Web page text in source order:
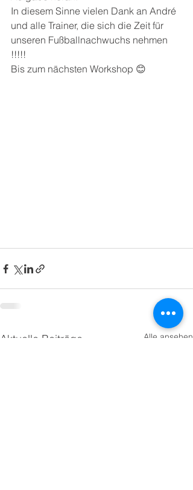
In diesem Sinne vielen Dank an André
und alle Trainer, die sich die Zeit für
unseren Fußballnachwuchs nehmen
!!!!!
Bis zum nächsten Workshop 😊
Aktuelle Beiträge Alle ansehen